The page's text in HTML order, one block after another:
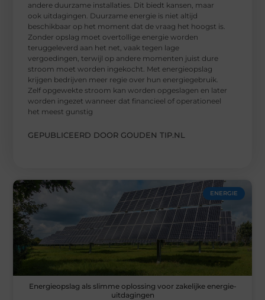
andere duurzame installaties. Dit biedt kansen, maar
ook uitdagingen. Duurzame energie is niet altijd
beschikbaar op het moment dat de vraag het hoogst is.
Zonder opslag moet overtollige energie worden
teruggeleverd aan het net, vaak tegen lage
vergoedingen, terwijl op andere momenten juist dure
stroom moet worden ingekocht. Met energieopslag
krijgen bedrijven meer regie over hun energiegebruik.
Zelf opgewekte stroom kan worden opgeslagen en later
worden ingezet wanneer dat financieel of operationeel
het meest gunstig
GEPUBLICEERD DOOR GOUDEN TIP.NL
ENERGIE
Energieopslag als slimme oplossing voor zakelijke energie-
uitdagingen